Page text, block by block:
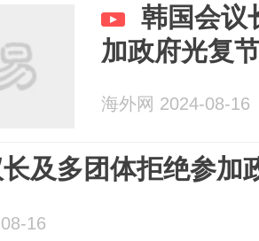
韩国会议
加政府光复
海外网 2024-08-16
及多团体拒绝参加
16